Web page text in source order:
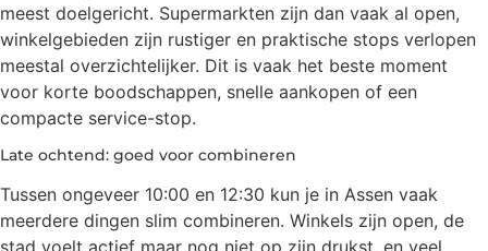
meest doelgericht. Supermarkten zijn dan vaak al open,
winkelgebieden zijn rustiger en praktische stops verlopen
meestal overzichtelijker. Dit is vaak het beste moment
voor korte boodschappen, snelle aankopen of een
compacte service-stop.
Late ochtend: goed voor combineren
Tussen ongeveer 10:00 en 12:30 kun je in Assen vaak
meerdere dingen slim combineren. Winkels zijn open, de